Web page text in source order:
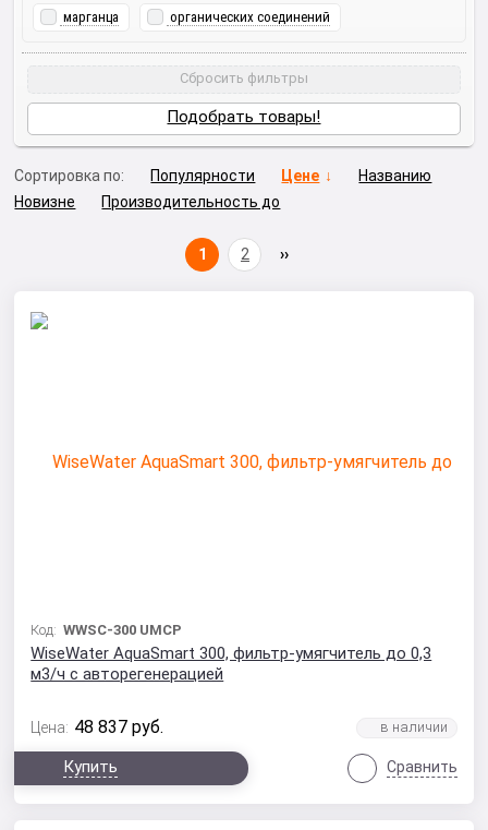
марганца органических соединений
Подобрать товары!
Сбросить фильтры
Сортировка по: Популярности Цене
Названию
Новизне
Производительность до
1 2
Код:WWSC-300 UMCP
WiseWater AquaSmart 300, фильтр-умягчитель до 0,3
м3/ч с авторегенерацией
Цена: 48 837 руб.
Купить Сравнить